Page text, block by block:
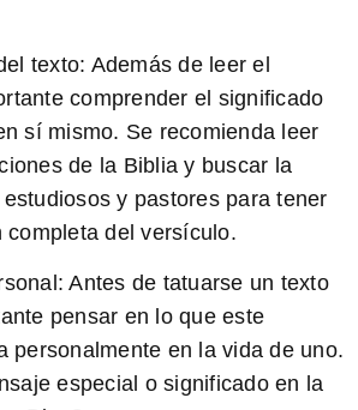
texto: Además de leer el
comprender el significado
sí mismo. Se recomienda leer
de la Biblia y buscar la
y pastores para tener
completa del versículo.
Antes de tatuarse un texto
pensar en lo que este
personalmente en la vida de uno.
especial o significado en la